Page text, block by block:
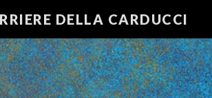
DELLA CARDUCCI